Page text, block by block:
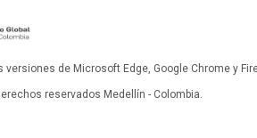
de Microsoft Edge, Google Chrome y
reservados Medellín - Colombia.